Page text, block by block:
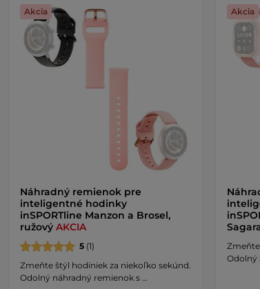
Akcia
Náhradný remienok pre
inteligentné hodinky
inSPORTline Manzon a Brosel,
ružový AKCIA
5(1)
Zmeňte štýl hodiniek za niekoľko sekúnd.
Odolný náhradný remienok s …
Akcia
Odolný